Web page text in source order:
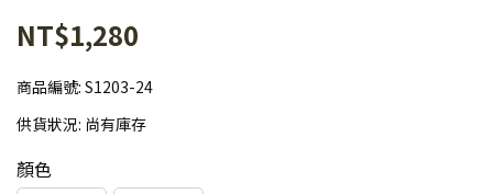
NT$1,280
商品編號: S1203-24
供貨狀況: 尚有庫存
顏色